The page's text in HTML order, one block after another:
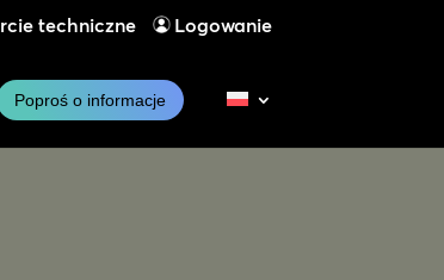
techniczne Logowanie
Poproś o informacje